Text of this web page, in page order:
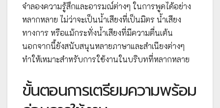
จำลองความรู้สึกและอารมณ์ต่างๆ ในการพูดได้อย่าง
หลากหลาย ไม่ว่าจะเป็นน้ำเสียงที่เป็นมิตร น้ำเสียง
ทางการ หรือแม้กระทั่งน้ำเสียงที่มีความตื่นเต้น
นอกจากนี้ยังสนับสนุนหลายภาษาและสำเนียงต่างๆ
ทำให้เหมาะสำหรับการใช้งานในบริบทที่หลากหลาย
ขั้นตอนการเตรียมความพร้อม